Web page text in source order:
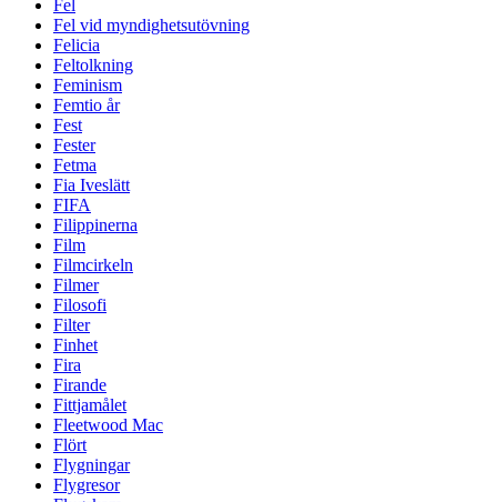
Fel
Fel vid myndighetsutövning
Felicia
Feltolkning
Feminism
Femtio år
Fest
Fester
Fetma
Fia Iveslätt
FIFA
Filippinerna
Film
Filmcirkeln
Filmer
Filosofi
Filter
Finhet
Fira
Firande
Fittjamålet
Fleetwood Mac
Flört
Flygningar
Flygresor